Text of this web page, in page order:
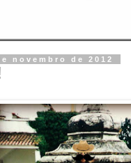
novembro de 2012